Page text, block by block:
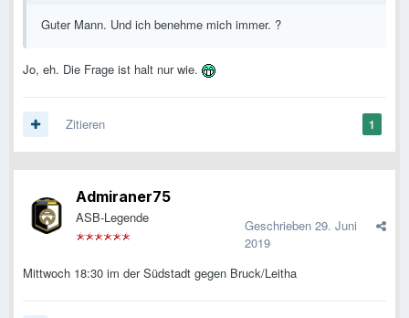
Guter Mann. Und ich benehme mich immer. ?
Jo, eh. Die Frage ist halt nur wie.
1
Zitieren
Admiraner75
ASB-Legende Geschrieben 29. Juni
2019
Mittwoch 18:30 im der Südstadt gegen Bruck/Leitha